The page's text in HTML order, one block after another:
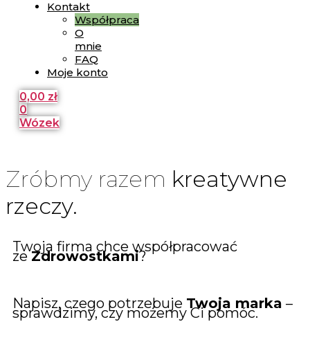
Kontakt
Współpraca
O
mnie
FAQ
Moje konto
0,00 zł
0
Wózek
Zróbmy razem kreatywne
rzeczy.
Twoja firma chce współpracować
zeZdrowostkami?
Napisz, czego potrzebuje Twoja marka –
sprawdzimy, czy możemy Ci pomóc.